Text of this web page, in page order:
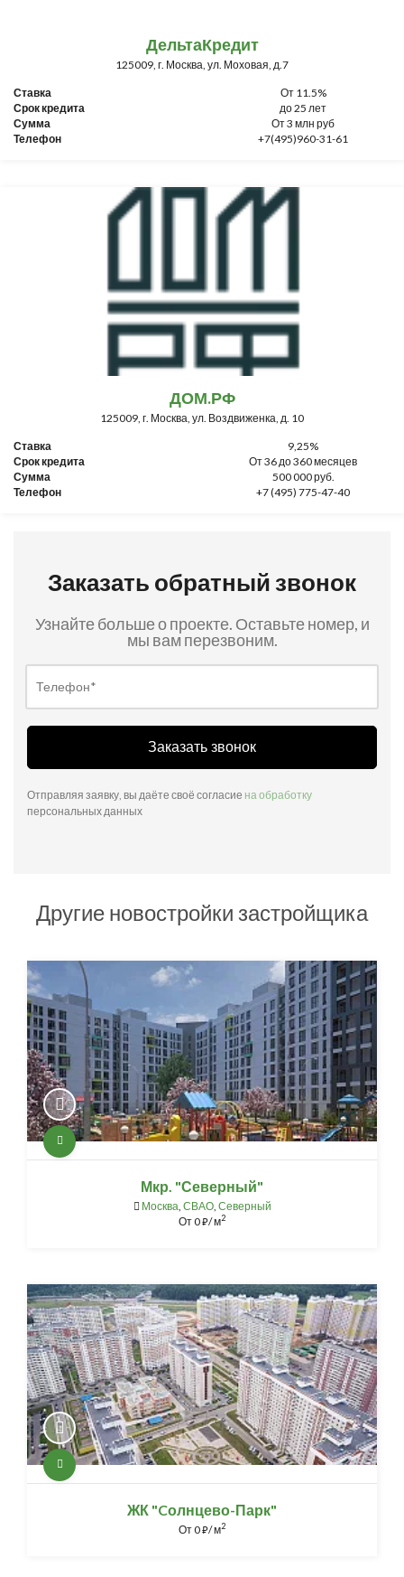
ДельтаКредит
125009, г. Москва, ул. Моховая, д.7
Ставка
От 11.5%
Срок кредита
до 25 лет
Сумма
От 3 млн руб
Телефон
+7(495)960-31-61
ДОМ.РФ
125009, г. Москва, ул. Воздвиженка, д. 10
Ставка
9,25%
Срок кредита
От 36 до 360 месяцев
Сумма
500 000 руб.
Телефон
+7 (495) 775-47-40
Заказать обратный звонок
Узнайте больше о проекте. Оставьте номер, и
мы вам перезвоним.
Заказать звонок
Отправляя заявку, вы даёте своё согласие на обработку
персональных данных
Другие новостройки застройщика
Мкр. "Северный"
Москва СВАО, Северный
От0⃏/ м2
ЖК "Cолнцево-Парк"
От0⃏/ м2